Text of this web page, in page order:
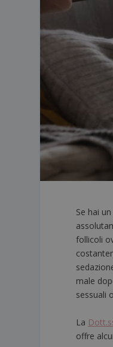
Se hai
follicoli
male
sessuali
La
offre